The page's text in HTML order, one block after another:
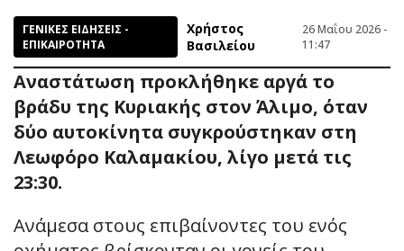
ΓΕΝΙΚΕΣ ΕΙΔΗΣΕΙΣ -
ΕΠΙΚΑΙΡΟΤΗΤΑ
Χρήστος
Βασιλείου
26 Μαΐου 2026 -
11:47
Αναστάτωση προκλήθηκε αργά το
βράδυ της Κυριακής στον Άλιμο, όταν
δύο αυτοκίνητα συγκρούστηκαν στη
Λεωφόρο Καλαμακίου, λίγο μετά τις
23:30.
Ανάμεσα στους επιβαίνοντες του ενός